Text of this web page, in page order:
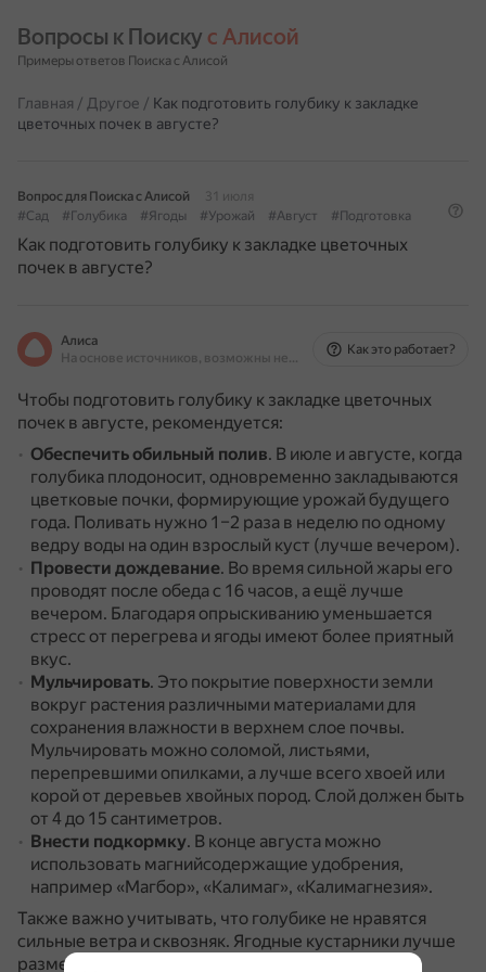
Вопросы к Поиску с Алисой
Примеры ответов Поиска с Алисой
Главная / Другое / Как подготовить голубику к закладке
цветочных почек в августе?
Вопрос для Поиска с Алисой
31 июля
#Сад
#Голубика #Ягоды #Урожай #Август #Подготовка
Как подготовить голубику к закладке цветочных
почек в августе?
Алиса
На основе источников, возможны неточности
Как это работает?
Чтобы подготовить голубику к закладке цветочных
почек в августе, рекомендуется:
Обеспечить обильный полив. В июле и августе, когда
голубика плодоносит, одновременно закладываются
цветковые почки, формирующие урожай будущего
года. Поливать нужно 1–2 раза в неделю по одному
ведру воды на один взрослый куст (лучше вечером).
Провести дождевание. Во время сильной жары его
проводят после обеда с 16 часов, а ещё лучше
вечером. Благодаря опрыскиванию уменьшается
стресс от перегрева и ягоды имеют более приятный
вкус.
Мульчировать. Это покрытие поверхности земли
вокруг растения различными материалами для
сохранения влажности в верхнем слое почвы.
Мульчировать можно соломой, листьями,
перепревшими опилками, а лучше всего хвоей или
корой от деревьев хвойных пород. Слой должен быть
от 4 до 15 сантиметров.
Внести подкормку. В конце августа можно
использовать магнийсодержащие удобрения,
например «Магбор», «Калимаг», «Калимагнезия».
Также важно учитывать, что голубике не нравятся
сильные ветра и сквозняк. Ягодные кустарники лучше
размещать в укромном месте, где они будут